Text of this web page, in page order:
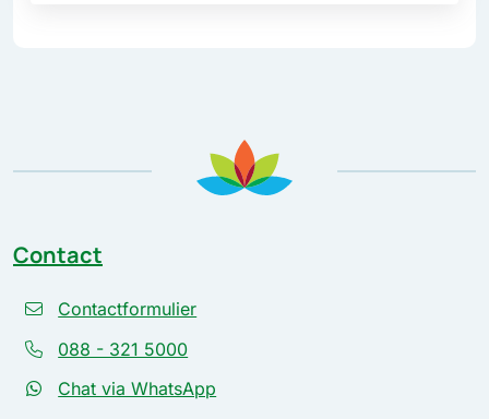
Contact
Contactformulier
088 - 321 5000
Chat via WhatsApp